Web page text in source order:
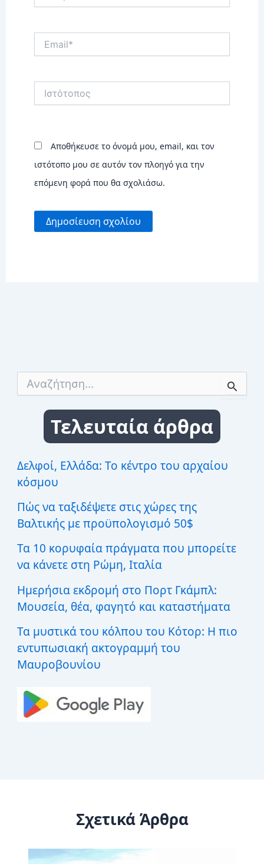
Ιστότοπος
Αποθήκευσε το όνομά μου, email, και τον
ιστότοπο μου σε αυτόν τον πλοηγό για την
επόμενη φορά που θα σχολιάσω.
σ
η
γ
α
:
Τελευταία άρθρα
Δελφοί, Ελλάδα: Το κέντρο του αρχαίου
κόσμου
Πώς να ταξιδέψετε στις χώρες της
Βαλτικής με προϋπολογισμό 50$
Τα 10 κορυφαία πράγματα που μπορείτε
να κάνετε στη Ρώμη, Ιταλία
Ημερήσια εκδρομή στο Πορτ Γκάμπλ:
Μουσεία, θέα, φαγητό και καταστήματα
Τα μυστικά του κόλπου του Κότορ: Η πιο
εντυπωσιακή ακτογραμμή του
Μαυροβουνίου
Σχετικά Άρθρα